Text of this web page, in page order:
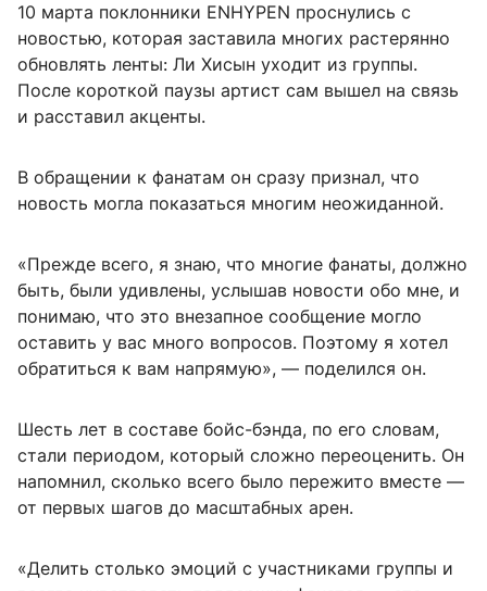
10 марта поклонники ENHYPEN проснулись с
новостью, которая заставила многих растерянно
обновлять ленты: Ли Хисын уходит из группы.
После короткой паузы артист сам вышел на связь
и расставил акценты.
В обращении к фанатам он сразу признал, что
новость могла показаться многим неожиданной.
«Прежде всего, я знаю, что многие фанаты, должно
быть, были удивлены, услышав новости обо мне, и
понимаю, что это внезапное сообщение могло
оставить у вас много вопросов. Поэтому я хотел
обратиться к вам напрямую», — поделился он.
Шесть лет в составе бойс-бэнда, по его словам,
стали периодом, который сложно переоценить. Он
напомнил, сколько всего было пережито вместе —
от первых шагов до масштабных арен.
«Делить столько эмоций с участниками группы и